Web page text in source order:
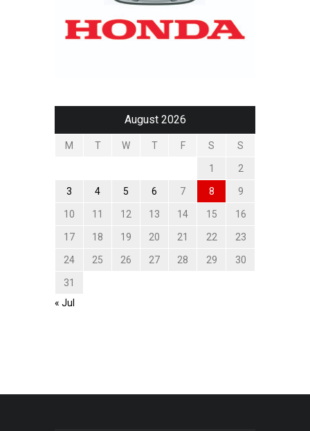
August 2026
M T W T F S S
1 2
3 4 5 6 7 8 9
10 11 12 13 14 15 16
17 18 19 20 21 22 23
24 25 26 27 28 29 30
31
« Jul